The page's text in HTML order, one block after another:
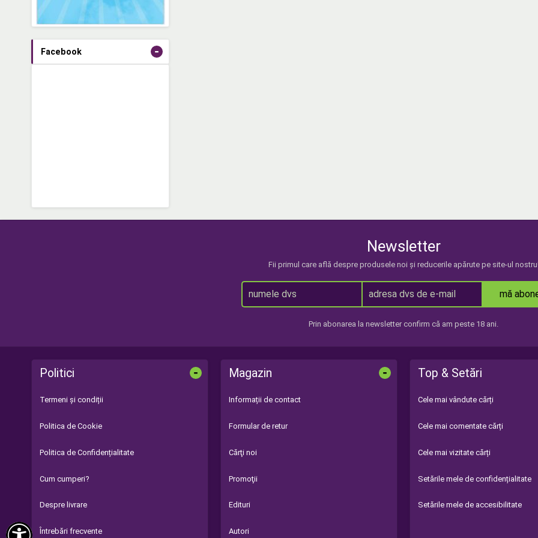
Facebook -
Newsletter
Fii primul care află despre produsele noi și reducerile apărute pe site-ul
mă
Prin abonarea la newsletter confirm că am peste 18 ani.
Politici -
Termeni și condiții
Politica de Cookie
Politica de Confidențialitate
Cum cumperi?
Despre livrare
Întrebări frecvente
Magazin -
Informații de contact
Formular de retur
Cărţi noi
Promoţii
Edituri
Autori
Top & Setări
Cele mai vândute cărți
Cele mai comentate cărți
Cele mai vizitate cărți
Setările mele de confidențialitate
Setările mele de accesibilitate